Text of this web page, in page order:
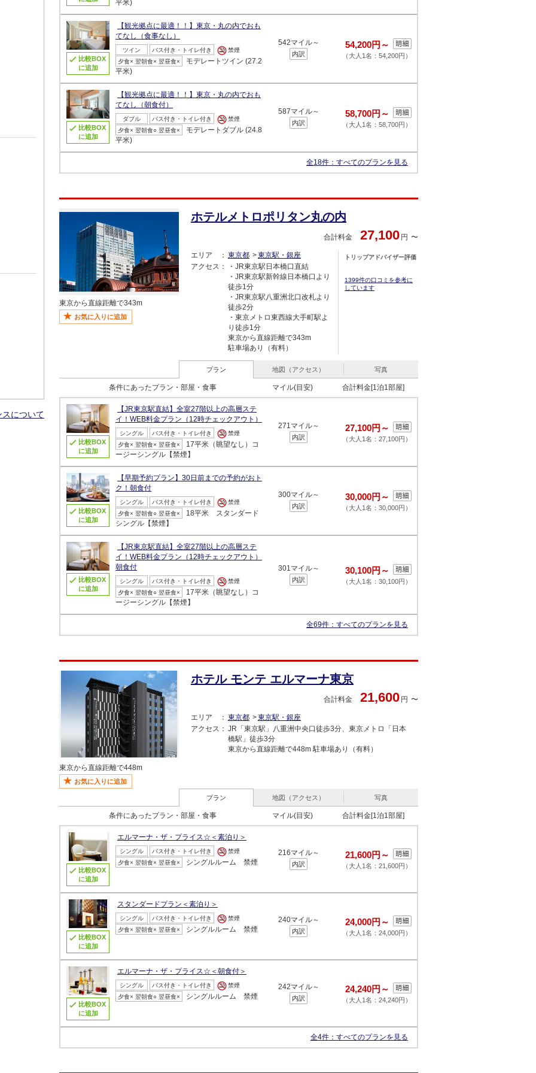
平米)
比較BOX
に追加
【観光拠点に最適！！】東京・丸の内でおも
てなし（食事なし）
ツイン バス付き・トイレ付き
禁煙
夕食× 翌朝食× 翌昼食×
モデレートツイン (27.2
平米)
542マイル～
内訳
54,200円～
（大人1名：54,200円）
比較BOX
に追加
【観光拠点に最適！！】東京・丸の内でおも
てなし（朝食付）
ダブル バス付き・トイレ付き
禁煙
夕食× 翌朝食○ 翌昼食×
モデレートダブル (24.8
平米)
587マイル～
内訳
58,700円～
（大人1名：58,700円）
全18件： すべてのプランを見る
ホテルメトロポリタン丸の内
合計料金 27,100 円
エリア 東京都
東京駅・銀座
アクセス
・JR東京駅日本橋口直結
・JR東京駅新幹線日本橋口より
徒歩1分
・JR東京駅八重洲北口改札より
徒歩2分
・東京メトロ東西線大手町駅よ
り徒歩1分
東京から直線距離で343m
駐車場あり（有料）
トリップアドバイザー評価
1399件の口コミを参考に
しています
東京から直線距離で343m
お気に入りに追加
プラン 地図（アクセス） 写真
条件にあったプラン・部屋・食事 マイル(目安) 合計料金[1泊1部屋]
比較BOX
に追加
【JR東京駅直結】全室27階以上の高層ステ
イ！WEB料金プラン（12時チェックアウト）
シングル バス付き・トイレ付き
禁煙
夕食× 翌朝食× 翌昼食×
17平米（眺望なし）コ
ージーシングル【禁煙】
271マイル～
内訳
27,100円～
（大人1名：27,100円）
比較BOX
に追加
【早期予約プラン】30日前までの予約がおト
ク！朝食付
シングル バス付き・トイレ付き
禁煙
夕食× 翌朝食○ 翌昼食×
18平米 スタンダード
シングル【禁煙】
300マイル～
内訳
30,000円～
（大人1名：30,000円）
比較BOX
に追加
【JR東京駅直結】全室27階以上の高層ステ
イ！WEB料金プラン（12時チェックアウト）
朝食付
シングル バス付き・トイレ付き
禁煙
夕食× 翌朝食○ 翌昼食×
17平米（眺望なし）コ
ージーシングル【禁煙】
301マイル～
内訳
30,100円～
（大人1名：30,100円）
全69件： すべてのプランを見る
ホテル モンテ エルマーナ東京
合計料金 21,600 円
エリア 東京都
東京駅・銀座
アクセス
JR「東京駅」八重洲中央口徒歩3分、東京メトロ「日本
橋駅」徒歩3分
東京から直線距離で448m 駐車場あり（有料）
東京から直線距離で448m
お気に入りに追加
プラン 地図（アクセス） 写真
条件にあったプラン・部屋・食事 マイル(目安) 合計料金[1泊1部屋]
比較BOX
に追加
エルマーナ・ザ・プライス☆＜素泊り＞
シングル バス付き・トイレ付き
禁煙
夕食× 翌朝食× 翌昼食×
シングルルーム 禁煙
216マイル～
内訳
21,600円～
（大人1名：21,600円）
比較BOX
に追加
スタンダードプラン＜素泊り＞
シングル バス付き・トイレ付き
禁煙
夕食× 翌朝食× 翌昼食×
シングルルーム 禁煙
240マイル～
内訳
24,000円～
（大人1名：24,000円）
比較BOX
に追加
エルマーナ・ザ・プライス☆＜朝食付＞
シングル バス付き・トイレ付き
禁煙
夕食× 翌朝食○ 翌昼食×
シングルルーム 禁煙
242マイル～
内訳
24,240円～
（大人1名：24,240円）
全4件： すべてのプランを見る
について